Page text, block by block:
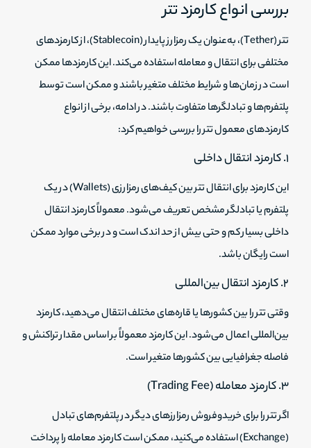
بررسی انواع کارمزد تتر
تتر (Tether)، به‌عنوان یک رمزارز پایدار (Stablecoin)، از کارمزدهای
مختلفی برای انتقال و معامله استفاده می‌کند. این کارمزدها ممکن
است در زمان‌ها و شرایط مختلف متغیر باشند و ممکن است توسط
پلتفرم‌ها و تبادلگرها متفاوت باشند. در ادامه، برخی از انواع
کارمزدهای معمول تتر را بررسی خواهیم کرد:
۱. کارمزد انتقال داخلی
این کارمزد برای انتقال تتر بین کیف‌های رمزارزی (Wallets) در یک
پلتفرم یا تبادلگر مشخص تعریف می‌شود. معمولاً کارمزد انتقال
داخلی بسیار کم و حتی بیش از حد اندک است و در برخی موارد ممکن
است رایگان باشد.
۲. کارمزد انتقال بین‌المللی
وقتی تتر را بین کشورها یا قاره‌های مختلف انتقال می‌دهید، کارمزد
بین‌المللی اعمال می‌شود. این کارمزد معمولاً بر اساس مقدار تراکنش و
فاصله جغرافیایی بین کشورها متغیر است.
۳. کارمزد معامله (Trading Fee)
اگر تتر را برای خریدوفروش رمزارزهای دیگر در پلتفرم‌های تبادل
(Exchange) استفاده می‌کنید، ممکن است کارمزد معامله را پرداخت